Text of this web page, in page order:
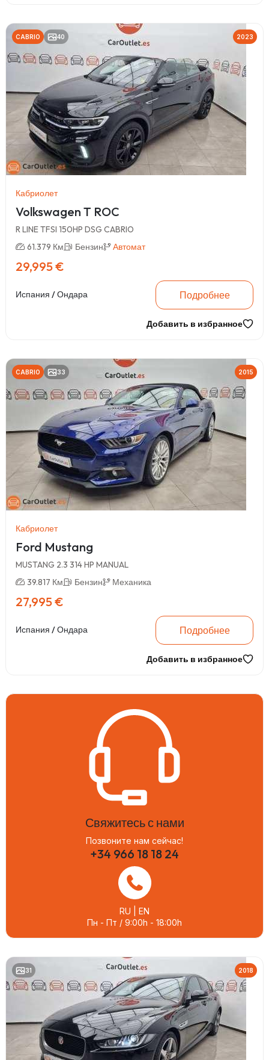
CABRIO 40 2023
Кабриолет
Volkswagen T ROC
R LINE TFSI 150HP DSG CABRIO
61.379 Км
Бензин Автомат
29,995 €
Испания / Ондара Подробнее
Добавить в избранное
CABRIO 33 2015
Кабриолет
Ford Mustang
MUSTANG 2.3 314 HP MANUAL
39.817 Км
Бензин Механика
27,995 €
Испания / Ондара Подробнее
Добавить в избранное
Свяжитесь с нами
Позвоните нам сейчас!
+34 966 18 18 24
RU | EN
Пн - Пт / 9:00h - 18:00h
31 2018